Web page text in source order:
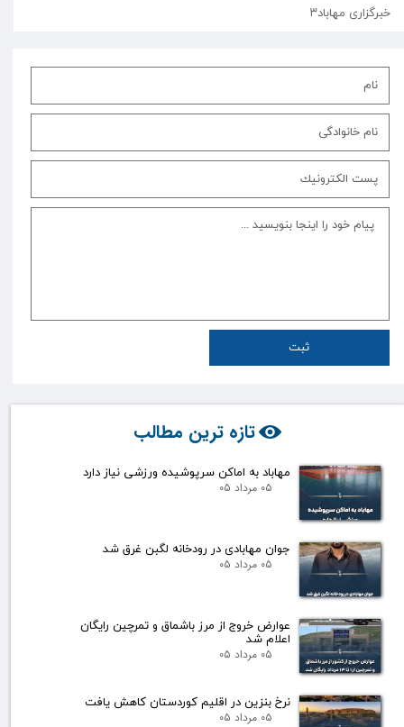
خبرگزاری مهاباد۳
تازه ترین مطالب
مهاباد به اماکن سرپوشیده ورزشی نیاز دارد
۰۵ مرداد ۰۵
جوان مهابادی در رودخانه لگبن غرق شد
۰۵ مرداد ۰۵
عوارض خروج از مرز باشماق و تمرچین رایگان
اعلام شد
۰۵ مرداد ۰۵
نرخ بنزین در اقلیم کوردستان کاهش یافت
۰۵ مرداد ۰۵
ثبت